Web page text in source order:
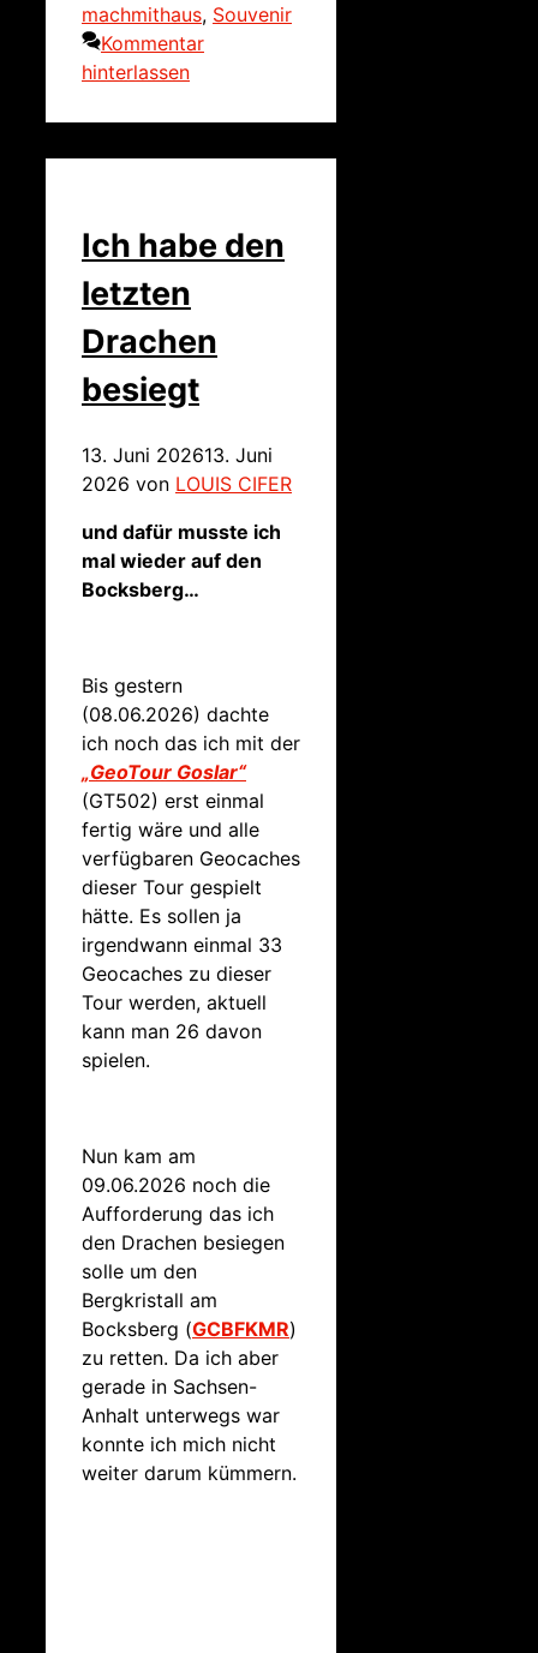
machmithaus, Souvenir
Kommentar
hinterlassen
Ich habe den
letzten
Drachen
besiegt
13. Juni 202613. Juni
2026 von LOUIS CIFER
und dafür musste ich
mal wieder auf den
Bocksberg…
Bis gestern
(08.06.2026) dachte
ich noch das ich mit der
„GeoTour Goslar“
(GT502) erst einmal
fertig wäre und alle
verfügbaren Geocaches
dieser Tour gespielt
hätte. Es sollen ja
irgendwann einmal 33
Geocaches zu dieser
Tour werden, aktuell
kann man 26 davon
spielen.
Nun kam am
09.06.2026 noch die
Aufforderung das ich
den Drachen besiegen
solle um den
Bergkristall am
Bocksberg (GCBFKMR)
zu retten. Da ich aber
gerade in Sachsen-
Anhalt unterwegs war
konnte ich mich nicht
weiter darum kümmern.